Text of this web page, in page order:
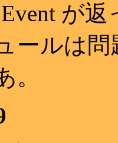
が
ールは
。